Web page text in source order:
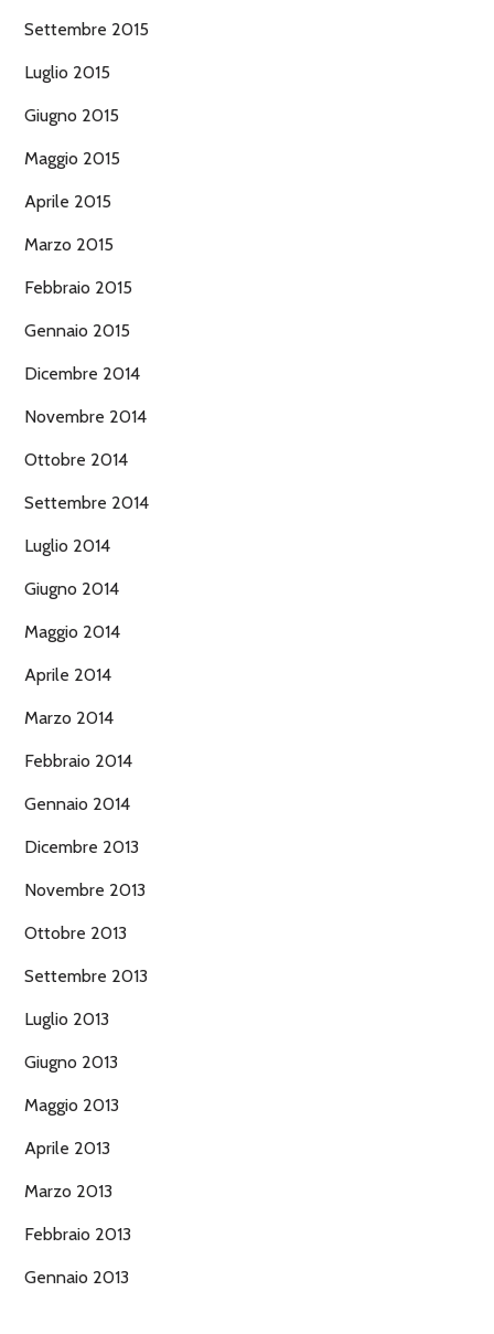
Settembre 2015
Luglio 2015
Giugno 2015
Maggio 2015
Aprile 2015
Marzo 2015
Febbraio 2015
Gennaio 2015
Dicembre 2014
Novembre 2014
Ottobre 2014
Settembre 2014
Luglio 2014
Giugno 2014
Maggio 2014
Aprile 2014
Marzo 2014
Febbraio 2014
Gennaio 2014
Dicembre 2013
Novembre 2013
Ottobre 2013
Settembre 2013
Luglio 2013
Giugno 2013
Maggio 2013
Aprile 2013
Marzo 2013
Febbraio 2013
Gennaio 2013